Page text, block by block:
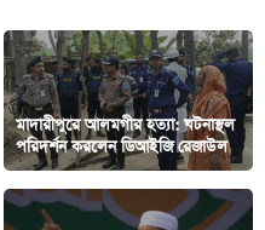
মাদারীপুরে আলমগীর হত্যা: ঘটনাস্থল
প‌রিদর্শন করলেন ডিআইজি রেজাউল